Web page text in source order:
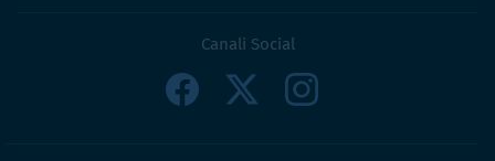
Canali Social